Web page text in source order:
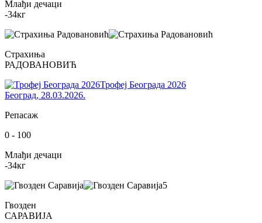
Млађи дечаци
-34кг
Страхиња
РАДОВАНОВИЋ
Трофеј Београда 2026
Београд, 28.03.2026.
Репасаж
0 - 100
Млађи дечаци
-34кг
5
Гвозден
САРАВИЈА